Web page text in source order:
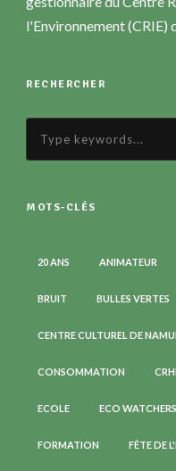
l'Environnement (CRIE)
RECHERCHER
MOTS-CLÉS
20 ANS ANIMATEUR
BRUIT BULLES VERTES
CENTRE CULTUREL DE
CONSOMMATION
ECOLE ECO WATCHERS
FORMATION FÊTE DE